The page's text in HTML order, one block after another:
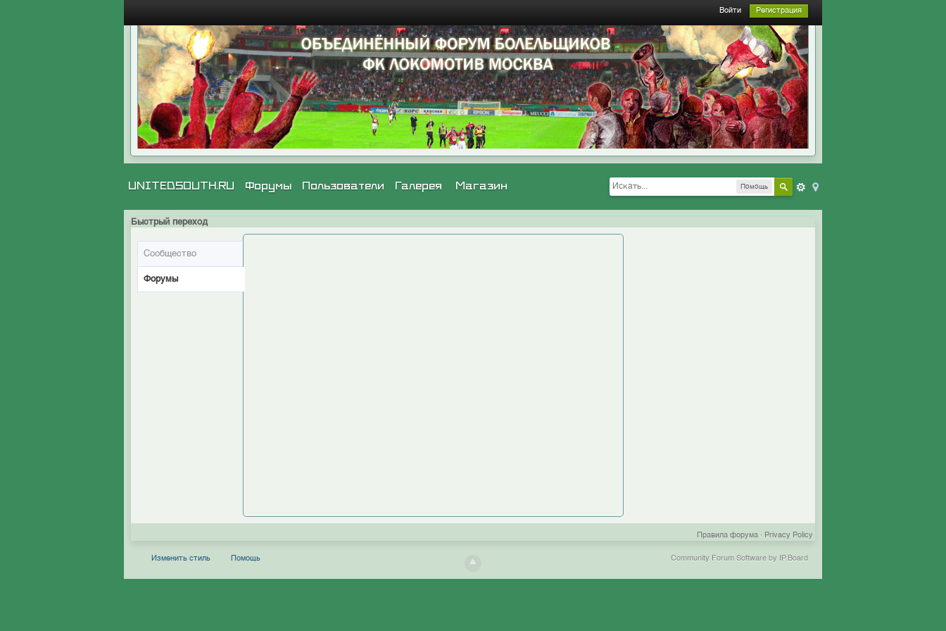
Войти Регистрация
Помощь
UNITEDSOUTH.RU Галерея Магазин
Форумы Пользователи
Быстрый переход
Сообщество
Форумы
Privacy Policy
Правила форума ·
Изменить стиль Помощь Community Forum Software by IP.Board